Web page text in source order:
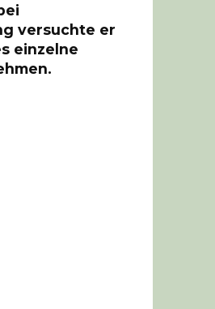
versuchte er
einzelne